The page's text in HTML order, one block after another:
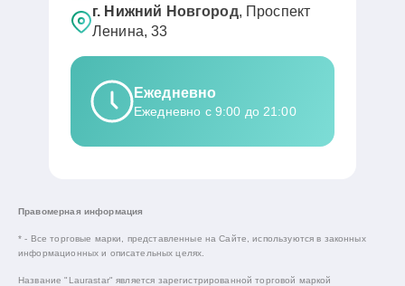
г. Нижний Новгород, Проспект
Ленина, 33
Ежедневно
Ежедневно с 9:00 до 21:00
Правомерная информация
* - Все торговые марки, представленные на Сайте, используются в законных
информационных и описательных целях.
Название "Laurastar" является зарегистрированной торговой маркой